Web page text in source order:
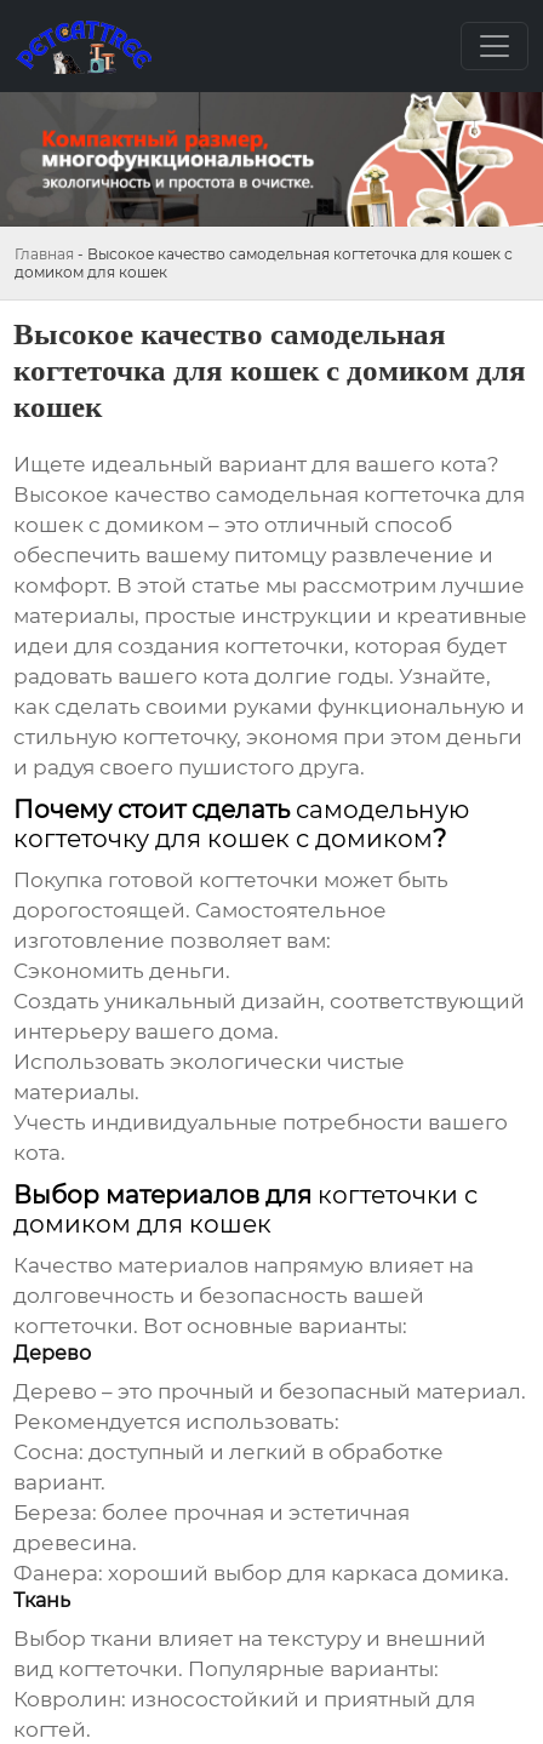
Главная - Высокое качество самодельная когтеточка для кошек с
домиком для кошек
Высокое качество самодельная
когтеточка для кошек с домиком для
кошек
Ищете идеальный вариант для вашего кота?
Высокое качество самодельная когтеточка для
кошек с домиком – это отличный способ
обеспечить вашему питомцу развлечение и
комфорт. В этой статье мы рассмотрим лучшие
материалы, простые инструкции и креативные
идеи для создания когтеточки, которая будет
радовать вашего кота долгие годы. Узнайте,
как сделать своими руками функциональную и
стильную когтеточку, экономя при этом деньги
и радуя своего пушистого друга.
Почему стоит сделать самодельную
когтеточку для кошек с домиком?
Покупка готовой когтеточки может быть
дорогостоящей. Самостоятельное
изготовление позволяет вам:
Сэкономить деньги.
Создать уникальный дизайн, соответствующий
интерьеру вашего дома.
Использовать экологически чистые
материалы.
Учесть индивидуальные потребности вашего
кота.
Выбор материалов для когтеточки с
домиком для кошек
Качество материалов напрямую влияет на
долговечность и безопасность вашей
когтеточки. Вот основные варианты:
Дерево
Дерево – это прочный и безопасный материал.
Рекомендуется использовать:
Сосна: доступный и легкий в обработке
вариант.
Береза: более прочная и эстетичная
древесина.
Фанера: хороший выбор для каркаса домика.
Ткань
Выбор ткани влияет на текстуру и внешний
вид когтеточки. Популярные варианты:
Ковролин: износостойкий и приятный для
когтей.